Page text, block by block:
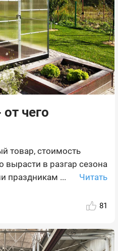
чего
товар, стоимость
в разгар сезона
праздникам ...
Читать
81